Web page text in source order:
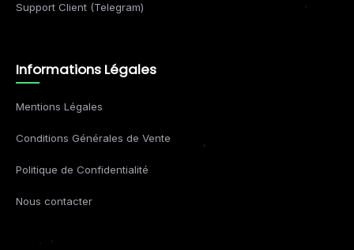
Support Client (Telegram)
Informations Légales
Mentions Légales
Conditions Générales de Vente
Politique de Confidentialité
Nous contacter